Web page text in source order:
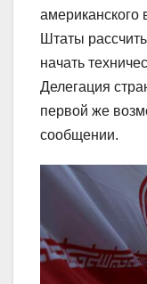
Штаты
начать
Делегация
первой же
сообщении.